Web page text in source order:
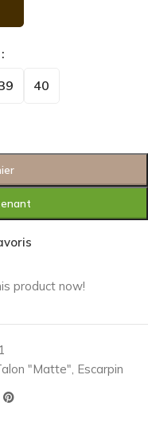
40
product now!
"Matte" Escarpin